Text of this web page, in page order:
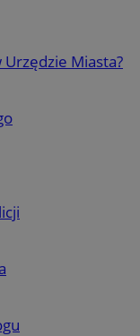
Urzędzie Miasta?